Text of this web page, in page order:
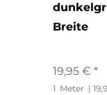
Breite
19,95 € *
1 Meter |